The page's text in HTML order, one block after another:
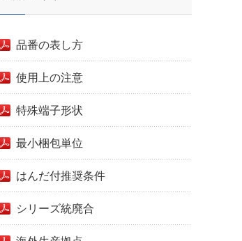
品番の表し方
使用上の注意
特殊端子形状
最小梱包単位
はんだ付推奨条件
シリーズ統廃合